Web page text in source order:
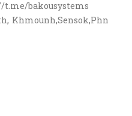
bakousystems
Khmounh,Sensok,Phn